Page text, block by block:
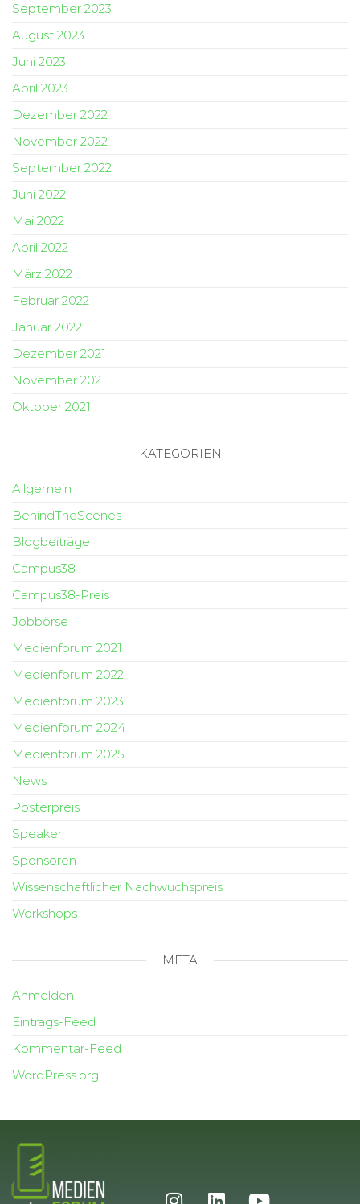
September 2023
August 2023
Juni 2023
April 2023
Dezember 2022
November 2022
September 2022
Juni 2022
Mai 2022
April 2022
März 2022
Februar 2022
Januar 2022
Dezember 2021
November 2021
Oktober 2021
KATEGORIEN
Allgemein
BehindTheScenes
Blogbeiträge
Campus38
Campus38-Preis
Jobbörse
Medienforum 2021
Medienforum 2022
Medienforum 2023
Medienforum 2024
Medienforum 2025
News
Posterpreis
Speaker
Sponsoren
Wissenschaftlicher Nachwuchspreis
Workshops
META
Anmelden
Eintrags-Feed
Kommentar-Feed
WordPress.org